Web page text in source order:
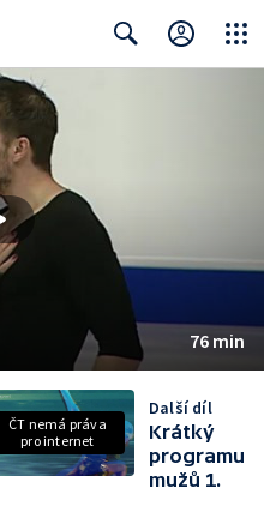
76 min
ČT nemá práva
pro internet
Další díl
Krátký
programu
mužů 1.